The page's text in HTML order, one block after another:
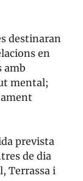
destinaran
en
amb
mental;
prevista
de dia
Terrassa i